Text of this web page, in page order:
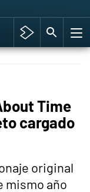
Era del Cataclismo
Time
cargado
original
mismo año